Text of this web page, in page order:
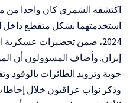
اكتشفه الشمري كان واحدا من
استخدمتهما بشكل متقطع داخل
2024، ضمن تحضيرات
إيران. وأضاف المسؤولون أن
جوية وتزويد الطائرات بالوقود
وذكر نواب عراقيون خلال